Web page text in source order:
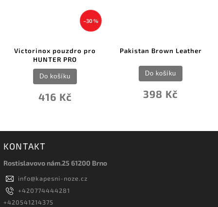
–30 %
Victorinox pouzdro pro
HUNTER PRO
416 Kč
Do košíku
Pakistan Brown Leather
398 Kč
Do košíku
KONTAKT
Rostislavovo nám.25 61200 Brno
info@kapesni-noze.cz
+420774444281
+420541214375